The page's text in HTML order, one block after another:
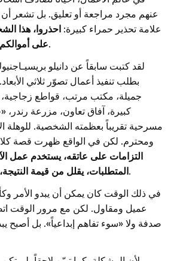
عنهم مجرد مراجعة أو تعليق. بل تشعر
علامة تحذير حمراء كبيرة: احذروا، هذا
على.
لقد كتبت سابقاً عن دانيلو
بطلب تنفيذ أعمال تصوّر ثلاثي
جميلة، مكتب مرتب، قواطع
كبيرة، آفاق تعاون، مزرعة
مسرحية تقريباً بعظمته الشخصية. للوهلة
ومحترم. لكن في الواقع ظهرت قصة
التزامات على عاتقه، يستخدم عمل
المتطلبات، يقلل من قيمة.
في ذلك الوقت كان يمكن أن يبدو الأمر
عميل ومقاول. لكن مع مرور الوقت
صدفة ولا «سوء تفاهم إبداعياً». بل أصبح